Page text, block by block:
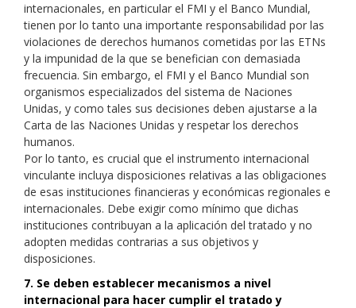
internacionales, en particular el FMI y el Banco Mundial,
tienen por lo tanto una importante responsabilidad por las
violaciones de derechos humanos cometidas por las ETNs
y la impunidad de la que se benefician con demasiada
frecuencia. Sin embargo, el FMI y el Banco Mundial son
organismos especializados del sistema de Naciones
Unidas, y como tales sus decisiones deben ajustarse a la
Carta de las Naciones Unidas y respetar los derechos
humanos.
Por lo tanto, es crucial que el instrumento internacional
vinculante incluya disposiciones relativas a las obligaciones
de esas instituciones financieras y económicas regionales e
internacionales. Debe exigir como mínimo que dichas
instituciones contribuyan a la aplicación del tratado y no
adopten medidas contrarias a sus objetivos y
disposiciones.
7. Se deben establecer mecanismos a nivel
internacional para hacer cumplir el tratado y